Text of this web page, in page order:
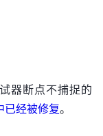
器断点不捕捉的
已经被修复。